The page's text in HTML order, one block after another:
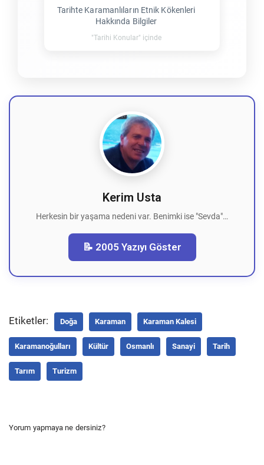
Tarihte Karamanlıların Etnik Kökenleri
Hakkında Bilgiler
"Tarihi Konular" içinde
Kerim Usta
Herkesin bir yaşama nedeni var. Benimki ise "Sevda"…
📝 2005 Yazıyı Göster
Etiketler: Doğa Karaman Karaman Kalesi
Karamanoğulları Kültür Osmanlı Sanayi Tarih
Tarım Turizm
Yorum yapmaya ne dersiniz?